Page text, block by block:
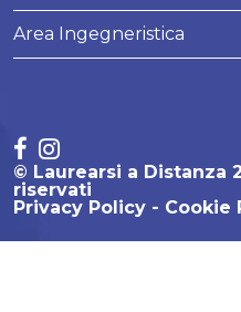
Area Ingegneristica
© Laurearsi a Distanza
riservati
Privacy Policy
Cookie